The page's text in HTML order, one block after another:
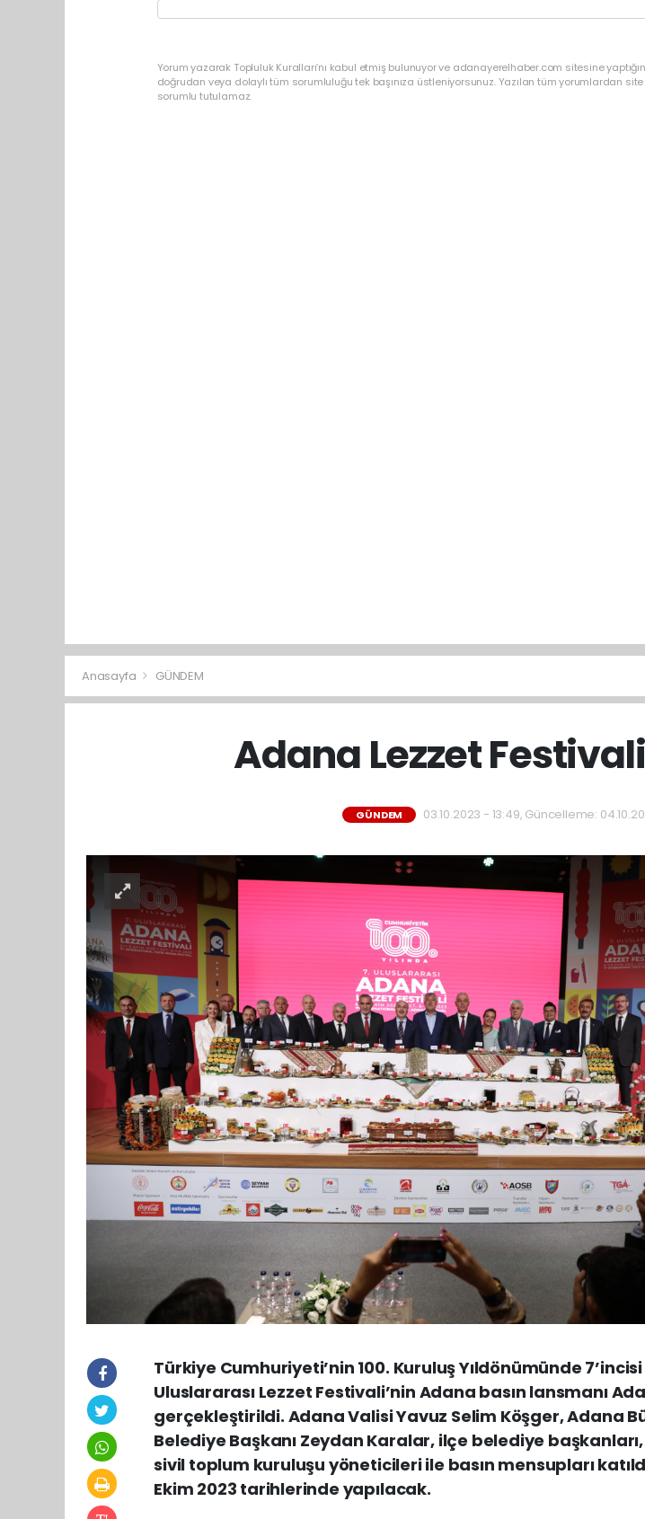
Yorum yazarak Topluluk Kuralları’nı kabul etmiş bulunuyor ve adanayerelhaber.com sitesine
doğrudan veya dolaylı tüm sorumluluğu tek başınıza üstleniyorsunuz. Yazılan tüm yorumlardan
sorumlu tutulamaz.
Anasayfa GÜNDEM
Adana Lezzet
GÜNDEM 03.10.2023 - 13:49, Güncelleme:
Türkiye Cumhuriyeti’nin 100. Kuruluş Yıldönümünde
Uluslararası Lezzet Festivali’nin Adana basın lansmanı
gerçekleştirildi. Adana Valisi Yavuz Selim Köşger, Adana
Belediye Başkanı Zeydan Karalar, ilçe belediye
sivil toplum kuruluşu yöneticileri ile basın mensupları
Ekim 2023 tarihlerinde yapılacak.